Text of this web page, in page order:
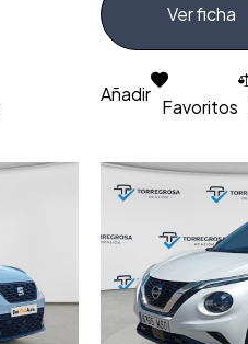
Ver ficha
Añadir
Favoritos